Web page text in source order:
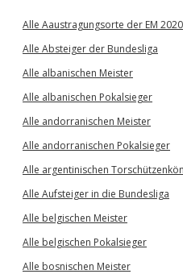
Alle Aaustragungsorte der EM 2020
Alle Absteiger der Bundesliga
Alle albanischen Meister
Alle albanischen Pokalsieger
Alle andorranischen Meister
Alle andorranischen Pokalsieger
Alle argentinischen
Alle Aufsteiger in die Bundesliga
Alle belgischen Meister
Alle belgischen Pokalsieger
Alle bosnischen Meister